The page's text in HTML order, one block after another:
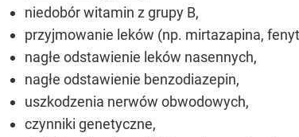
niedobór witamin z grupy B,
przyjmowanie leków (np. mirtazapina,
nagłe odstawienie leków nasennych,
nagłe odstawienie benzodiazepin,
uszkodzenia nerwów obwodowych,
czynniki genetyczne,